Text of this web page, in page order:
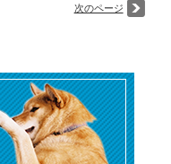
次のページ